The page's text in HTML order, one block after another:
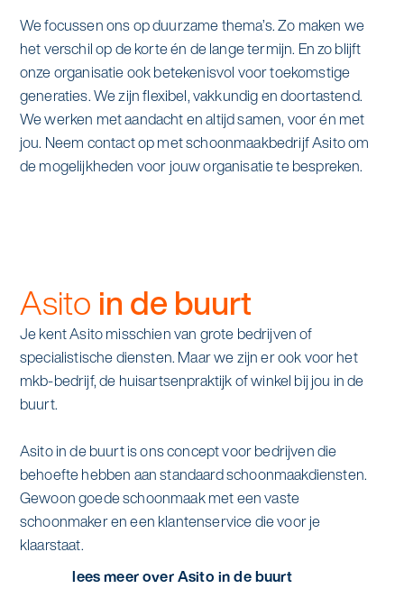
Werken bij Asito
Zoeken
We focussen ons op duurzame thema’s. Zo maken we
het verschil op de korte én de lange termijn. En zo blijft
onze organisatie ook betekenisvol voor toekomstige
generaties. We zijn flexibel, vakkundig en doortastend.
We werken met aandacht en altijd samen, voor én met
jou. Neem contact op met schoonmaakbedrijf Asito om
de mogelijkheden voor jouw organisatie te bespreken.
Asito in de buurt
Je kent Asito misschien van grote bedrijven of
specialistische diensten. Maar we zijn er ook voor het
mkb-bedrijf, de huisartsenpraktijk of winkel bij jou in de
buurt.
Asito in de buurt is ons concept voor bedrijven die
behoefte hebben aan standaard schoonmaakdiensten.
Gewoon goede schoonmaak met een vaste
schoonmaker en een klantenservice die voor je
klaarstaat.
lees meer over Asito in de buurt